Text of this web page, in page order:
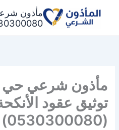
مأذون
مأذون شرعي حي
توثيق عقود
(0530300080)